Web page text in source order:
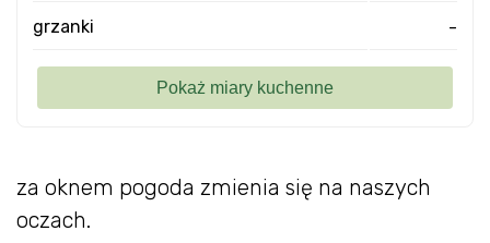
za oknem pogoda zmienia się na naszych
oczach.
grzanki -